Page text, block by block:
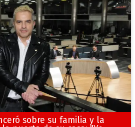
sobre su familia y la